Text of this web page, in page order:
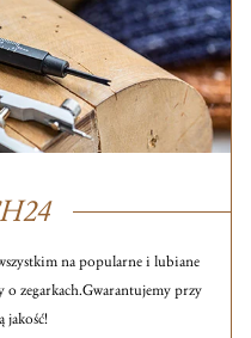
na popularne i lubiane
o zegarkach.Gwarantujemy przy
jakość!